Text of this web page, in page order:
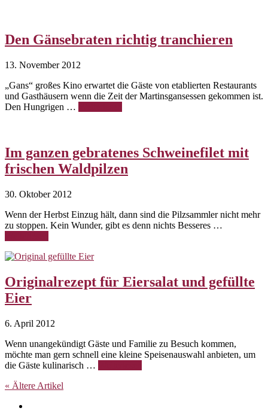
Den Gänsebraten richtig tranchieren
13. November 2012
„Gans“ großes Kino erwartet die Gäste von etablierten Restaurants
und Gasthäusern wenn die Zeit der Martinsgansessen gekommen ist.
Den Hungrigen …
Im ganzen gebratenes Schweinefilet mit
frischen Waldpilzen
30. Oktober 2012
Wenn der Herbst Einzug hält, dann sind die Pilzsammler nicht mehr
zu stoppen. Kein Wunder, gibt es denn nichts Besseres …
Originalrezept für Eiersalat und gefüllte
Eier
6. April 2012
Wenn unangekündigt Gäste und Familie zu Besuch kommen,
möchte man gern schnell eine kleine Speisenauswahl anbieten, um
die Gäste kulinarisch …
« Ältere Artikel